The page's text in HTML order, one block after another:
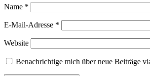
Name *
E-Mail-Adresse *
Website
Benachrichtige mich über neue Beiträge